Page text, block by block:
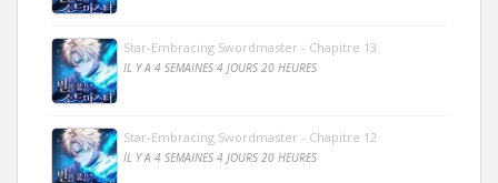
Star-Embracing Swordmaster - Chapitre 13
IL Y A 4 SEMAINES 4 JOURS 20 HEURES
Star-Embracing Swordmaster - Chapitre 12
IL Y A 4 SEMAINES 4 JOURS 20 HEURES